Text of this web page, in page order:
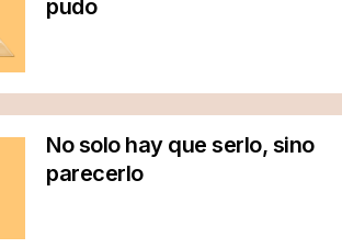
pudo
No solo hay que serlo, sino
parecerlo